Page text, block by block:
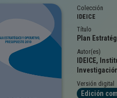
Colección
IDEICE
Título
Plan
Autor(es)
IDEICE,
Versión digital
Edición